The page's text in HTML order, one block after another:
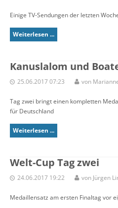
Einige TV-Sendungen der letzten
Weiterlesen ...
Kanuslalom und
25.06.2017 07:23 von
Tag zwei bringt einen kompletten
für Deutschland
Weiterlesen ...
Welt-Cup Tag zwei
24.06.2017 19:22 von Jürgen
Medaillensatz am ersten Finaltag vor